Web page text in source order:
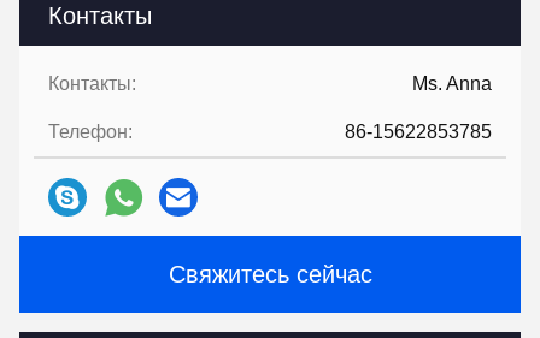
Контакты
Контакты: Ms. Anna
Телефон: 86-15622853785
Свяжитесь сейчас